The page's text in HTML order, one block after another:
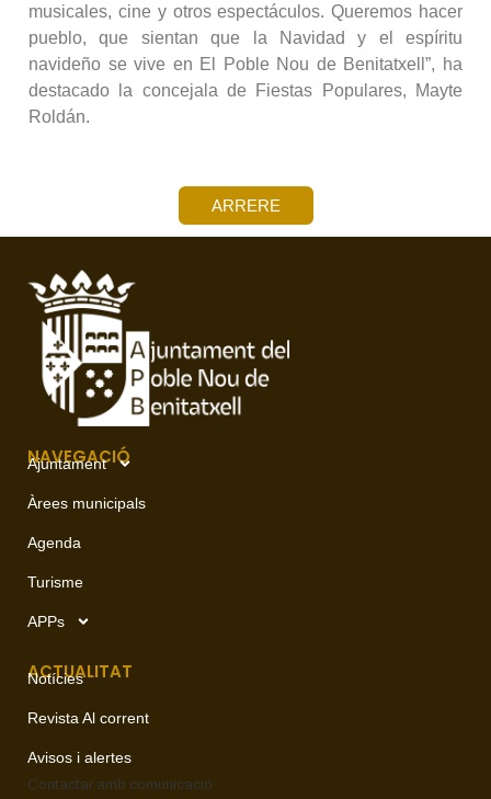
musicales, cine y otros espectáculos. Queremos hacer
pueblo, que sientan que la Navidad y el espíritu
navideño se vive en El Poble Nou de Benitatxell”, ha
destacado la concejala de Fiestas Populares, Mayte
Roldán.
ARRERE
NAVEGACIÓ
Ajuntament
Àrees municipals
Agenda
Turisme
APPs
ACTUALITAT
Notícies
Revista Al corrent
Avisos i alertes
Contactar amb comunicació